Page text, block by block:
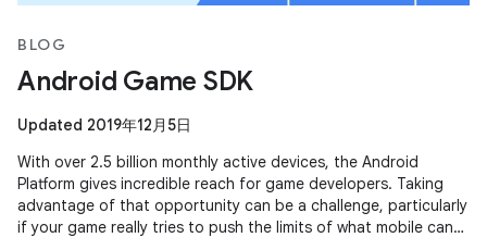
BLOG
Android Game SDK
Updated 2019年12月5日
With over 2.5 billion monthly active devices, the Android
Platform gives incredible reach for game developers. Taking
advantage of that opportunity can be a challenge, particularly
if your game really tries to push the limits of what mobile can